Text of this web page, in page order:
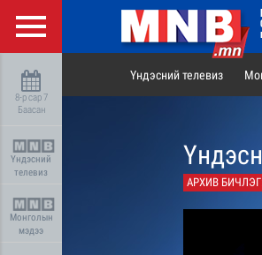
8-р сар 7
Баасан
Үндэсний
телевиз
Монголын
мэдээ
Үндэсний телевиз
АРХИВ